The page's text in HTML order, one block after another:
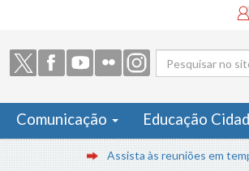
de busca
Comunicação Educação
Assista às reuniões em tempo